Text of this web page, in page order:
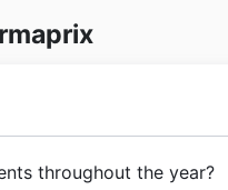
is made more
in their weekly ads
remedies.
destination for
throughout the year?